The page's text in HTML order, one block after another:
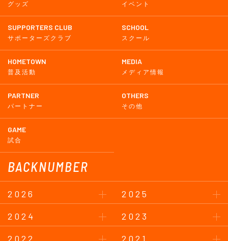
グッズ イベント
SUPPORTERS CLUB
サポーターズクラブ
SCHOOL
スクール
HOMETOWN
普及活動
MEDIA
メディア情報
PARTNER
パートナー
OTHERS
その他
GAME
試合
BACKNUMBER
2026
2025
2024
2023
2022
2021